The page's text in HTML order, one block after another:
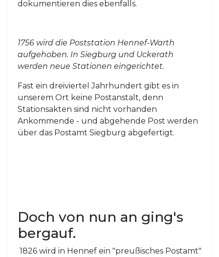
dokumentieren dies ebenfalls.
1756 wird die Poststation Hennef-Warth
aufgehoben. In Siegburg und Uckerath
werden neue Stationen eingerichtet.
Fast ein dreiviertel Jahrhundert gibt es in
unserem Ort keine Postanstalt, denn
Stationsakten sind nicht vorhanden
Ankommende - und abgehende Post werden
über das Postamt Siegburg abgefertigt.
Doch von nun an ging's
bergauf.
1826 wird in Hennef ein "preußisches Postamt"